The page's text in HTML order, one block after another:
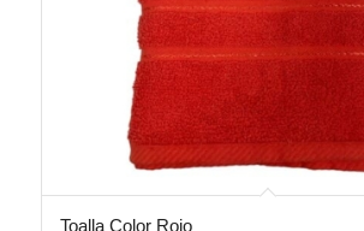
Toalla Color Rojo